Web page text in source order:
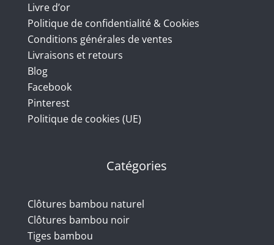
Livre d’or
Politique de confidentialité & Cookies
Conditions générales de ventes
Livraisons et retours
Blog
Facebook
Pinterest
Politique de cookies (UE)
Catégories
Clôtures bambou naturel
Clôtures bambou noir
Tiges bambou